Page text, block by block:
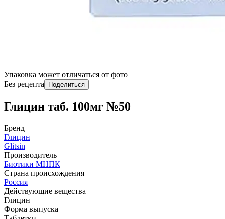
Упаковка может отличаться от фото
Без рецепта
Поделиться
Глицин таб. 100мг №50
Бренд
Глицин
Glitsin
Производитель
Биотики МНПК
Страна происхождения
Россия
Действующие вещества
Глицин
Форма выпуска